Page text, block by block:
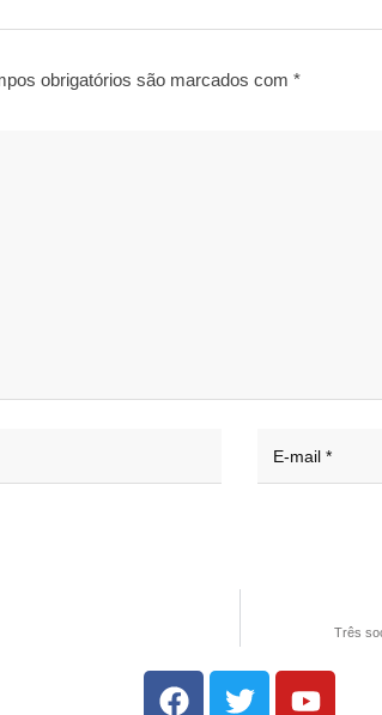
obrigatórios são marcados com *
Três